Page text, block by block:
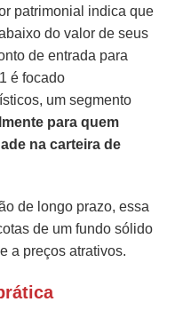
patrimonial indica que
do valor de seus
de entrada para
é focado
um segmento
para quem
na carteira de
de longo prazo, essa
de um fundo sólido
a preços atrativos.